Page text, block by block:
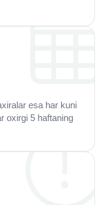
esa har kuni
oxirgi 5 haftaning